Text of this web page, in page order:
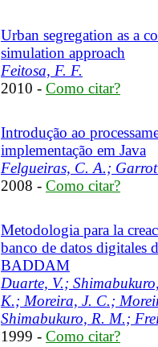
Urban segregation as a
simulation approach
Feitosa, F. F.
2010 - Como citar?
Introdução ao
implementação em Java
Felgueiras, C. A.;
2008 - Como citar?
Metodologia para la
banco de datos digitales
BADDAM
Duarte, V.;
K.; Moreira, J. C.;
Shimabukuro, R. M.;
1999 - Como citar?